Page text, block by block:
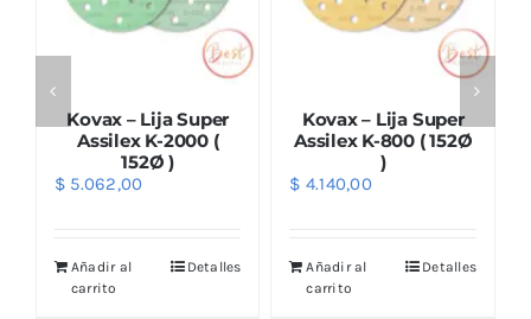
Kovax – Lija Super
Assilex K-2000 (
152Ø )
$ 5.062,00
Añadir al
carrito
Detalles
Kovax – Lija Super
Assilex K-800 ( 152Ø
)
$ 4.140,00
Añadir al
carrito
Detalles